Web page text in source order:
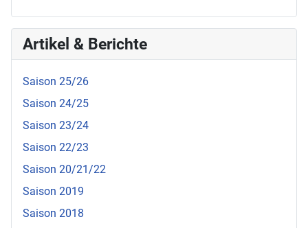
Artikel & Berichte
Saison 25/26
Saison 24/25
Saison 23/24
Saison 22/23
Saison 20/21/22
Saison 2019
Saison 2018